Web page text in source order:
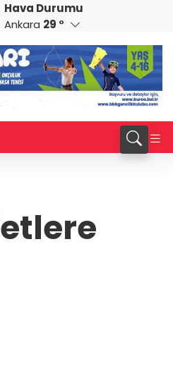
RUB
0,5794
Hava Durumu
Ankara 29 °